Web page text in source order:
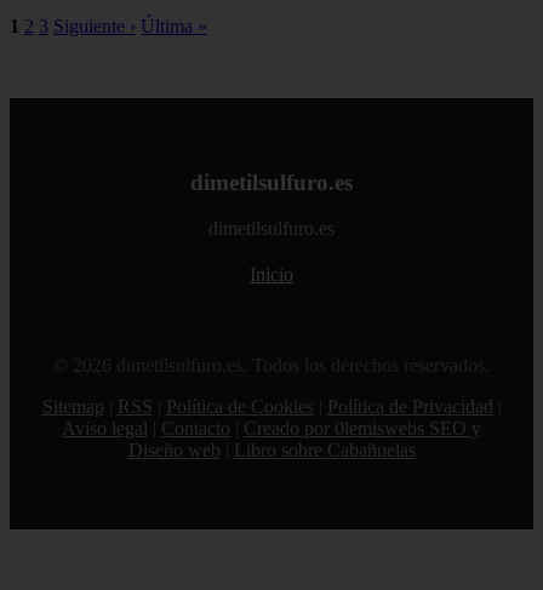
1 2 3 Siguiente › Última »
dimetilsulfuro.es
dimetilsulfuro.es
Inicio
© 2026 dimetilsulfuro.es. Todos los derechos reservados.
Sitemap
RSS Política de Cookies Política de Privacidad
Aviso legal
Contacto
Creado por 0lemiswebs SEO y
Diseño web
Libro sobre Cabañuelas